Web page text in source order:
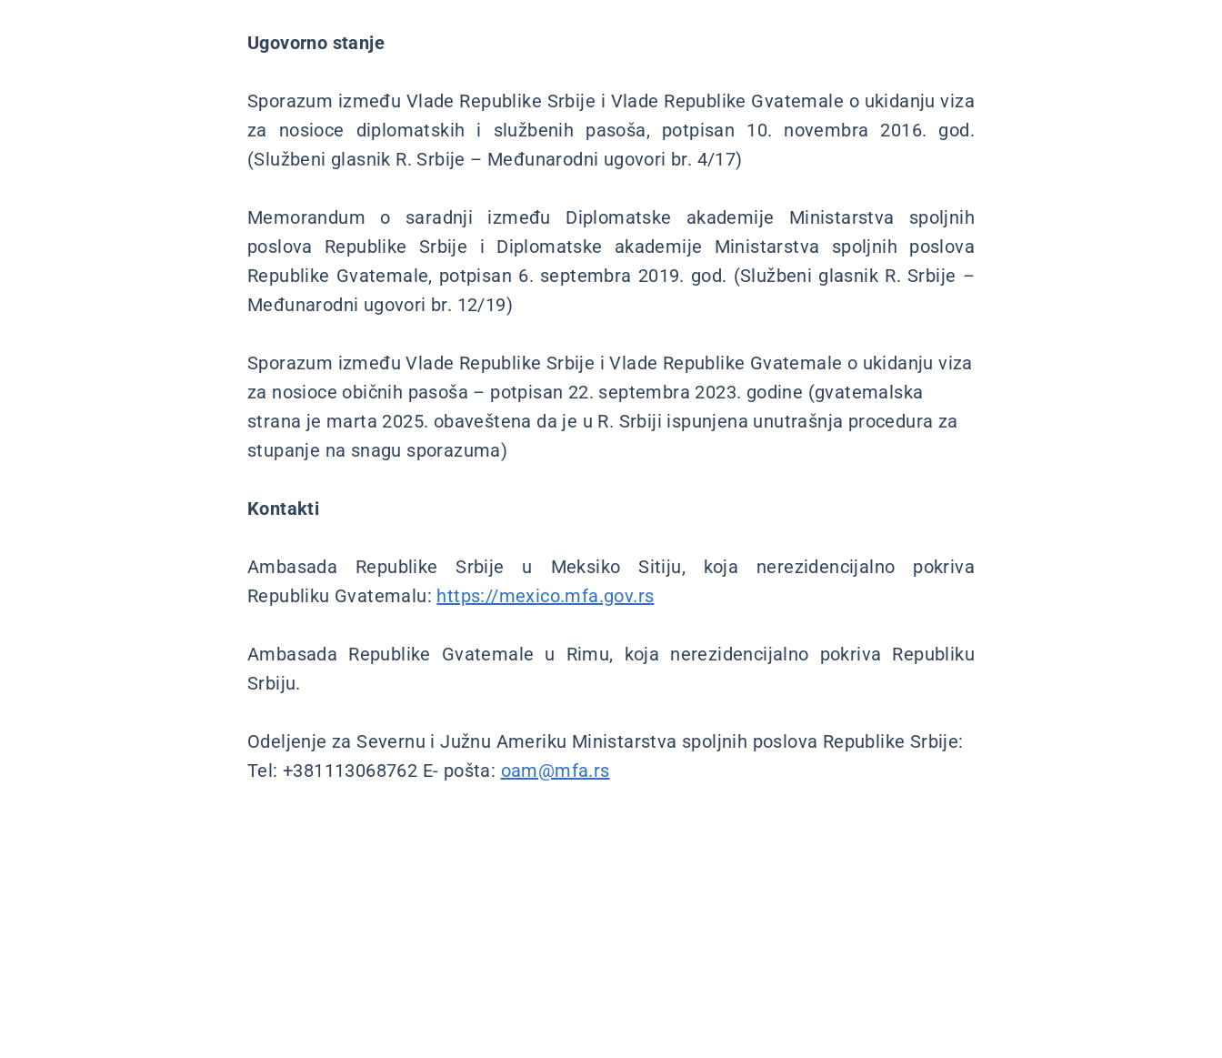
Ugovorno stanje
Sporazum između Vlade Republike Srbije i Vlade Republike Gvatemale o ukidanju viza
za nosioce diplomatskih i službenih pasoša, potpisan 10. novembra 2016. god.
(Službeni glasnik R. Srbije – Međunarodni ugovori br. 4/17)
Memorandum o saradnji između Diplomatske akademije Ministarstva spoljnih
poslova Republike Srbije i Diplomatske akademije Ministarstva spoljnih poslova
Republike Gvatemale, potpisan 6. septembra 2019. god. (Službeni glasnik R. Srbije –
Međunarodni ugovori br. 12/19)
Sporazum između Vlade Republike Srbije i Vlade Republike Gvatemale o ukidanju viza
za nosioce običnih pasoša – potpisan 22. septembra 2023. godine (gvatemalska
strana je marta 2025. obaveštena da je u R. Srbiji ispunjena unutrašnja procedura za
stupanje na snagu sporazuma)
Kontakti
Ambasada Republike Srbije u Meksiko Sitiju, koja nerezidencijalno pokriva
Republiku Gvatemalu: https://mexico.mfa.gov.rs
Ambasada Republike Gvatemale u Rimu, koja nerezidencijalno pokriva Republiku
Srbiju.
Odeljenje za Severnu i Južnu Ameriku Ministarstva spoljnih poslova Republike Srbije:
Tel: +381113068762 E- pošta: oam@mfa.rs